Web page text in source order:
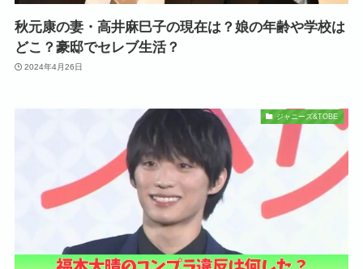
秋元康の妻・高井麻巳子の現在は？娘の年齢や学校は
どこ？豪邸でセレブ生活？
2024年4月26日
ジャニーズ&TOBE